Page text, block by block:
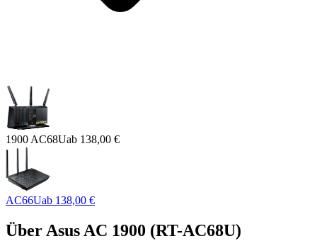
1900 AC68Uab 138,00 €
AC66Uab 138,00 €
Über Asus AC 1900 (RT-AC68U)